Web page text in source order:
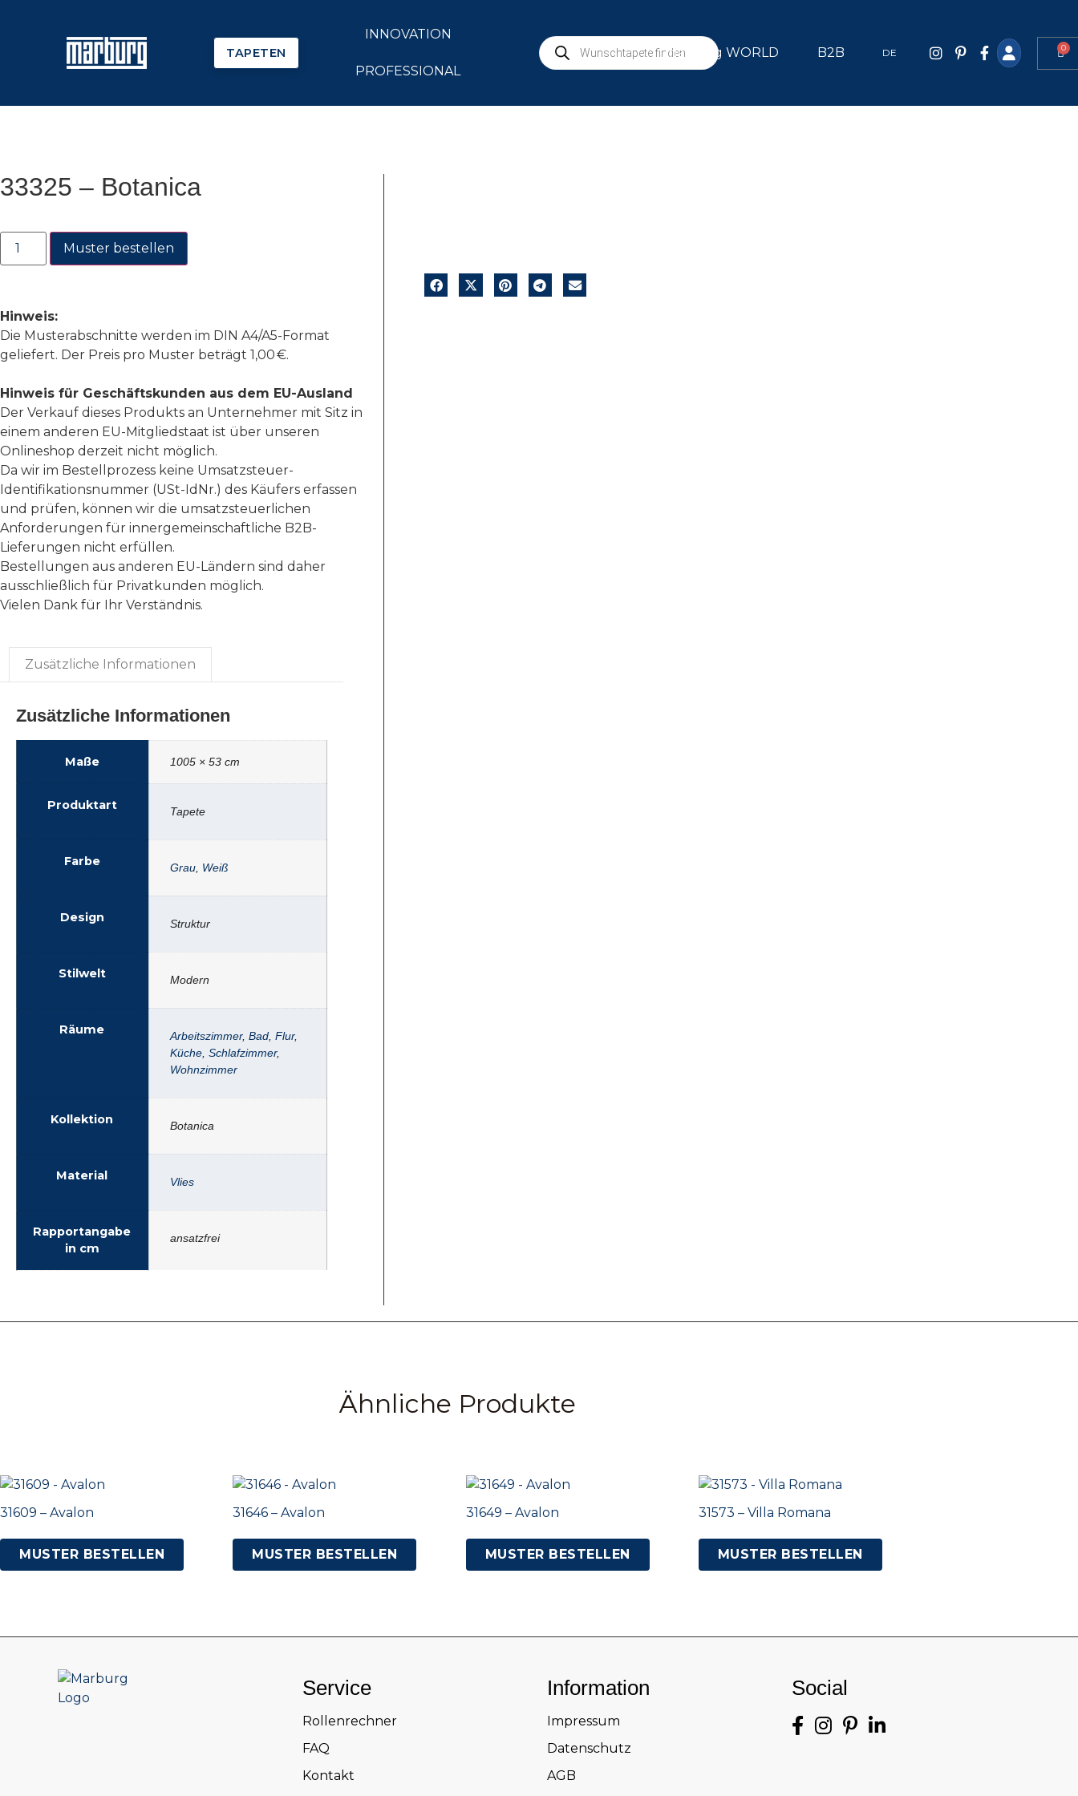
TAPETEN
INNOVATION
PROFESSIONAL
marburg WORLD B2B DE 0
33325 – Botanica
Muster bestellen
Hinweis:
Die Musterabschnitte werden im DIN A4/A5-Format
geliefert. Der Preis pro Muster beträgt 1,00 €.
Hinweis für Geschäftskunden aus dem EU-Ausland
Der Verkauf dieses Produkts an Unternehmer mit Sitz in
einem anderen EU-Mitgliedstaat ist über unseren
Onlineshop derzeit nicht möglich.
Da wir im Bestellprozess keine Umsatzsteuer-
Identifikationsnummer (USt-IdNr.) des Käufers erfassen
und prüfen, können wir die umsatzsteuerlichen
Anforderungen für innergemeinschaftliche B2B-
Lieferungen nicht erfüllen.
Bestellungen aus anderen EU-Ländern sind daher
ausschließlich für Privatkunden möglich.
Vielen Dank für Ihr Verständnis.
Zusätzliche Informationen
Zusätzliche Informationen
Maße 1005 × 53 cm
Produktart Tapete
Farbe Grau Weiß
Design Struktur
Stilwelt Modern
Räume Arbeitszimmer, Bad Flur,
Küche Schlafzimmer,
Wohnzimmer
Kollektion Botanica
Material Vlies
Rapportangabe
in cm
ansatzfrei
Ähnliche Produkte
31609 – Avalon
MUSTER BESTELLEN
31646 – Avalon
MUSTER BESTELLEN
31649 – Avalon
MUSTER BESTELLEN
31573 – Villa Romana
MUSTER BESTELLEN
Service
Rollenrechner
FAQ
Kontakt
Information
Impressum
Datenschutz
AGB
Social